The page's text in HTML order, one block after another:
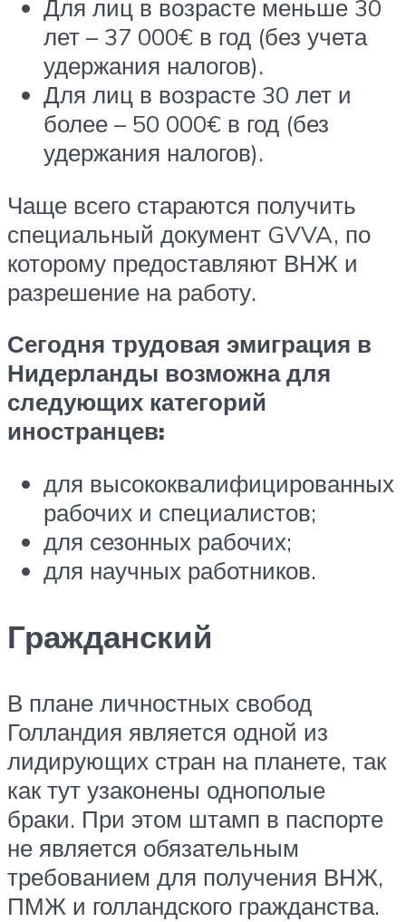
Для лиц в возрасте меньше 30
лет – 37 000€ в год (без учета
удержания налогов).
Для лиц в возрасте 30 лет и
более – 50 000€ в год (без
удержания налогов).
Чаще всего стараются получить
специальный документ GVVA, по
которому предоставляют ВНЖ и
разрешение на работу.
Сегодня трудовая эмиграция в
Нидерланды возможна для
следующих категорий
иностранцев:
для высококвалифицированных
рабочих и специалистов;
для сезонных рабочих;
для научных работников.
Гражданский
В плане личностных свобод
Голландия является одной из
лидирующих стран на планете, так
как тут узаконены однополые
браки. При этом штамп в паспорте
не является обязательным
требованием для получения ВНЖ,
ПМЖ и голландского гражданства.